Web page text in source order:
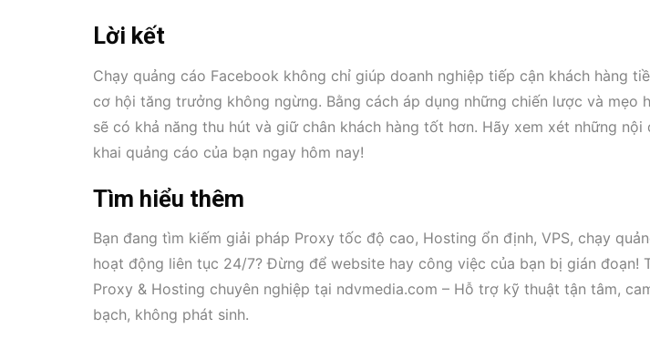
Lời kết
Chạy quảng cáo Facebook không chỉ giúp doanh nghiệp tiếp cận khách hàng
cơ hội tăng trưởng không ngừng. Bằng cách áp dụng những chiến lược và mẹo
sẽ có khả năng thu hút và giữ chân khách hàng tốt hơn. Hãy xem xét những
khai quảng cáo của bạn ngay hôm nay!
Tìm hiểu thêm
Bạn đang tìm kiếm giải pháp Proxy tốc độ cao, Hosting ổn định, VPS, chạy
hoạt động liên tục 24/7? Đừng để website hay công việc của bạn bị gián đoạn!
Proxy & Hosting chuyên nghiệp tại ndvmedia.com – Hỗ trợ kỹ thuật tận tâm,
bạch, không phát sinh.